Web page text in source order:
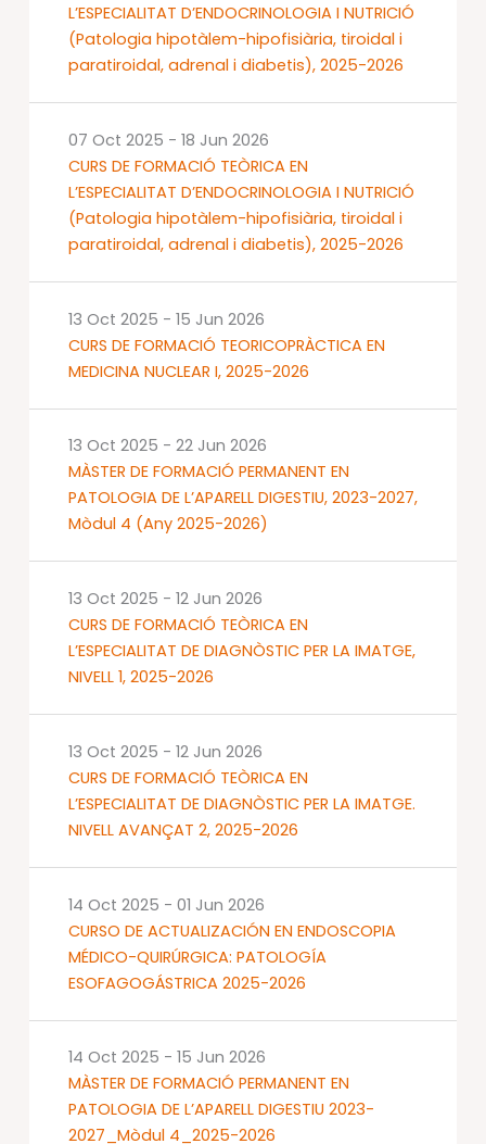
L’ESPECIALITAT D’ENDOCRINOLOGIA I NUTRICIÓ
(Patologia hipotàlem-hipofisiària, tiroidal i
paratiroidal, adrenal i diabetis), 2025-2026
CURS DE FORMACIÓ TEÒRICA EN
L’ESPECIALITAT D’ENDOCRINOLOGIA I NUTRICIÓ
(Patologia hipotàlem-hipofisiària, tiroidal i
paratiroidal, adrenal i diabetis), 2025-2026
07 Oct 2025 - 18 Jun 2026
CURS DE FORMACIÓ TEORICOPRÀCTICA EN
MEDICINA NUCLEAR I, 2025-2026
13 Oct 2025 - 15 Jun 2026
MÀSTER DE FORMACIÓ PERMANENT EN
PATOLOGIA DE L’APARELL DIGESTIU, 2023-2027,
Mòdul 4 (Any 2025-2026)
13 Oct 2025 - 22 Jun 2026
CURS DE FORMACIÓ TEÒRICA EN
L’ESPECIALITAT DE DIAGNÒSTIC PER LA IMATGE,
NIVELL 1, 2025-2026
13 Oct 2025 - 12 Jun 2026
CURS DE FORMACIÓ TEÒRICA EN
L’ESPECIALITAT DE DIAGNÒSTIC PER LA IMATGE.
NIVELL AVANÇAT 2, 2025-2026
13 Oct 2025 - 12 Jun 2026
CURSO DE ACTUALIZACIÓN EN ENDOSCOPIA
MÉDICO-QUIRÚRGICA: PATOLOGÍA
ESOFAGOGÁSTRICA 2025-2026
14 Oct 2025 - 01 Jun 2026
MÀSTER DE FORMACIÓ PERMANENT EN
PATOLOGIA DE L’APARELL DIGESTIU 2023-
2027_Mòdul 4_2025-2026
14 Oct 2025 - 15 Jun 2026